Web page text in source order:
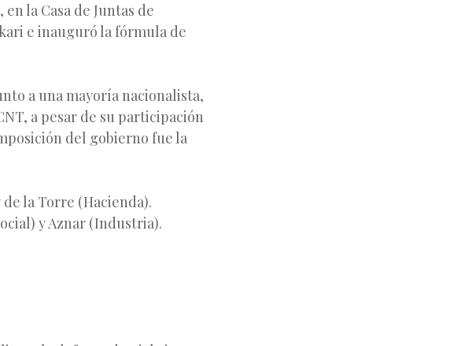
la Casa de Juntas de
e inauguró la fórmula de
a una mayoría nacionalista,
a pesar de su participación
del gobierno fue la
la Torre (Hacienda).
y Aznar (Industria).